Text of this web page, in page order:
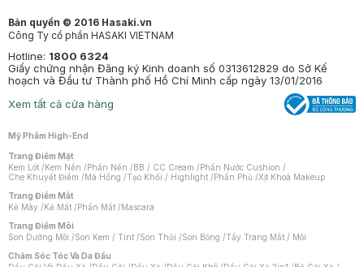
Bản quyền © 2016 Hasaki.vn
Công Ty cổ phần HASAKI VIETNAM
Hotline: 1800 6324
Giấy chứng nhận Đăng ký Kinh doanh số 0313612829 do Sở Kế
hoạch và Đầu tư Thành phố Hồ Chí Minh cấp ngày 13/01/2016
Xem tất cả cửa hàng
Mỹ Phẩm High-End
Trang Điểm Mặt
Kem Lót /Kem Nền /Phấn Nền /BB / CC Cream /Phấn Nước Cushion /
Che Khuyết Điểm /Má Hồng /Tạo Khối / Highlight /Phấn Phủ /Xịt Khoá Makeup
Trang Điểm Mắt
Kẻ Mày /Kẻ Mắt /Phấn Mắt /Mascara
Trang Điểm Môi
Son Dưỡng Môi /Son Kem / Tint /Son Thỏi /Son Bóng /Tẩy Trang Mắt / Môi
Chăm Sóc Tóc Và Da Đầu